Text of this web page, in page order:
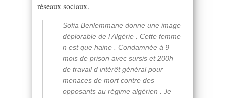
réseaux sociaux.
Sofia Benlemmane donne une image
déplorable de l Algérie . Cette femme
n est que haine . Condamnée à 9
mois de prison avec sursis et 200h
de travail d intérêt général pour
menaces de mort contre des
opposants au régime algérien . Je